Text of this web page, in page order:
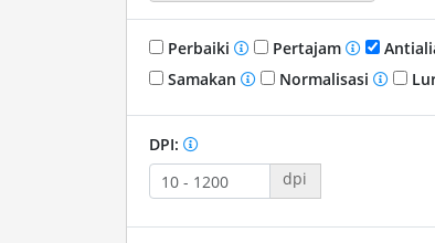
Perbaiki Pertajam
Samakan
Normalisasi
DPI:
dpi